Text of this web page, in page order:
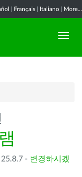
Français Italiano More...
- 변경하시겠